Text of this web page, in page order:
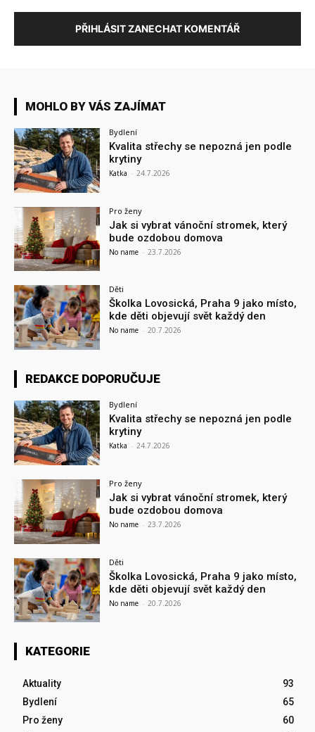
PŘIHLÁSIT ZANECHAT KOMENTÁŘ
MOHLO BY VÁS ZAJÍMAT
Bydlení
Kvalita střechy se nepozná jen podle
krytiny
Katka - 24.7.2026
Pro ženy
Jak si vybrat vánoční stromek, který
bude ozdobou domova
No name - 23.7.2026
Děti
Školka Lovosická, Praha 9 jako místo,
kde děti objevují svět každý den
No name - 20.7.2026
REDAKCE DOPORUČUJE
Bydlení
Kvalita střechy se nepozná jen podle
krytiny
Katka - 24.7.2026
Pro ženy
Jak si vybrat vánoční stromek, který
bude ozdobou domova
No name - 23.7.2026
Děti
Školka Lovosická, Praha 9 jako místo,
kde děti objevují svět každý den
No name - 20.7.2026
KATEGORIE
Aktuality
93
Bydlení
65
Pro ženy
60